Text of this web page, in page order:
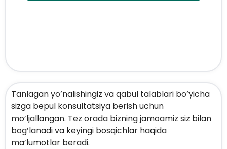
Tanlagan yo’nalishingiz va qabul talablari bo’yicha
sizga bepul konsultatsiya berish uchun
mo’ljallangan. Tez orada bizning jamoamiz siz bilan
bog’lanadi va keyingi bosqichlar haqida
ma’lumotlar beradi.